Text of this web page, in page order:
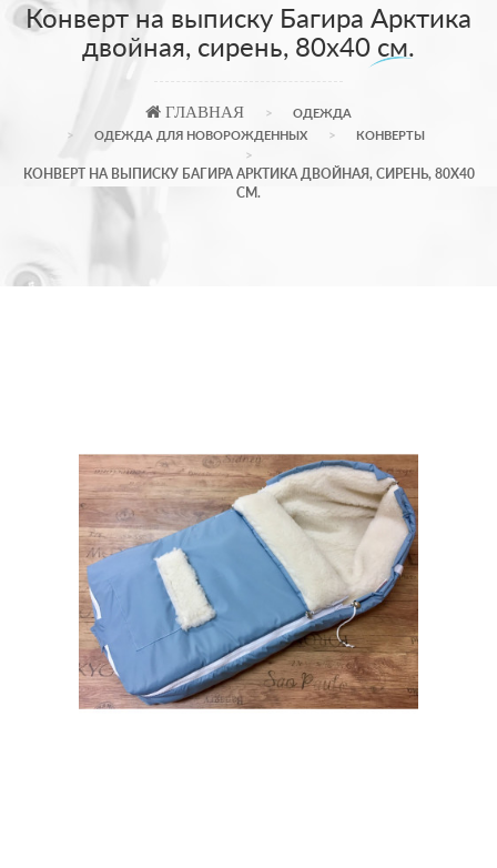
Конверт на выписку Багира Арктика
двойная, сирень, 80х40 см.
ГЛАВНАЯ
ОДЕЖДА
ОДЕЖДА ДЛЯ НОВОРОЖДЕННЫХ
КОНВЕРТЫ
КОНВЕРТ НА ВЫПИСКУ БАГИРА АРКТИКА ДВОЙНАЯ, СИРЕНЬ, 80Х40
СМ.